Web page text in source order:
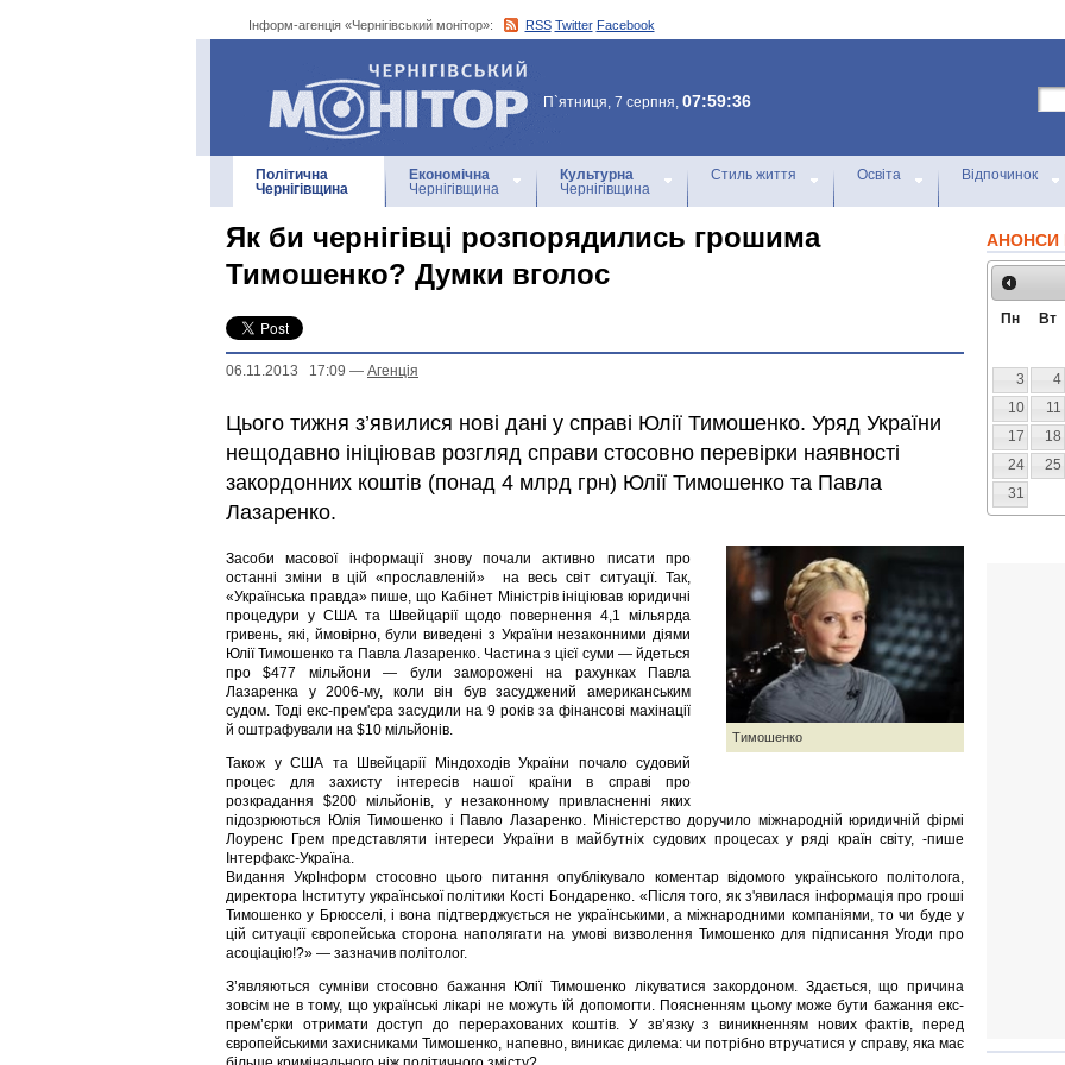
Інформ-агенція «Чернігівський монітор»: RSS Twitter Facebook
Інформ-агенція
«Чернігівський монітор»
П`ятниця, 7 серпня, 07:59:36
Політична
Чернігівщина
Економічна
Чернігівщина
Культурна
Чернігівщина
Стиль життя Освіта Відпочинок
Як би чернігівці розпорядились грошима
Тимошенко? Думки вголос
06.11.2013 17:09 — Агенцiя
Цього тижня з’явилися нові дані у справі Юлії Тимошенко. Уряд України
нещодавно ініціював розгляд справи стосовно перевірки наявності
закордонних коштів (понад 4 млрд грн) Юлії Тимошенко та Павла
Лазаренко.
Тимошенко
Засоби масової інформації знову почали активно писати про
останні зміни в цій «прославленій» на весь світ ситуації. Так,
«Українська правда» пише, що Кабінет Міністрів ініціював юридичні
процедури у США та Швейцарії щодо повернення 4,1 мільярда
гривень, які, ймовірно, були виведені з України незаконними діями
Юлії Тимошенко та Павла Лазаренко. Частина з цієї суми — йдеться
про $477 мільйони — були заморожені на рахунках Павла
Лазаренка у 2006-му, коли він був засуджений американським
судом. Тоді екс-прем'єра засудили на 9 років за фінансові махінації
й оштрафували на $10 мільйонів.
Також у США та Швейцарії Міндоходів України почало судовий
процес для захисту інтересів нашої країни в справі про
розкрадання $200 мільйонів, у незаконному привласненні яких
підозрюються Юлія Тимошенко і Павло Лазаренко. Міністерство доручило міжнародній юридичній фірмі
Лоуренс Грем представляти інтереси України в майбутніх судових процесах у ряді країн світу, -пише
Інтерфакс-Україна.
Видання УкрІнформ стосовно цього питання опублікувало коментар відомого українського політолога,
директора Інституту української політики Кості Бондаренко. «Після того, як з'явилася інформація про гроші
Тимошенко у Брюсселі, і вона підтверджується не українськими, а міжнародними компаніями, то чи буде у
цій ситуації європейська сторона наполягати на умові визволення Тимошенко для підписання Угоди про
асоціацію!?» — зазначив політолог.
З’являються сумніви стосовно бажання Юлії Тимошенко лікуватися закордоном. Здається, що причина
зовсім не в тому, що українські лікарі не можуть їй допомогти. Поясненням цьому може бути бажання екс-
прем’єрки отримати доступ до перерахованих коштів. У зв’язку з виникненням нових фактів, перед
європейськими захисниками Тимошенко, напевно, виникає дилема: чи потрібно втручатися у справу, яка має
АНОНСИ
Пн Вт
3
4
10
11
17
18
24
25
31